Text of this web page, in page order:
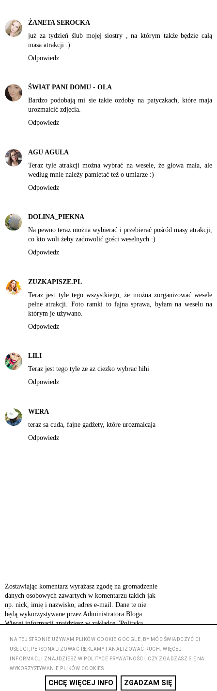
ŻANETA SEROCKA
już za tydzień ślub mojej siostry , na którym także będzie całą
masa atrakcji :)
Odpowiedz
ŚWIAT PANI DOMU - OLA
Bardzo podobają mi sie takie ozdoby na patyczkach, które maja
urozmaicić zdjęcia.
Odpowiedz
AGU AGULA
Teraz tyle atrakcji można wybrać na wesele, że głowa mała, ale
według mnie należy pamiętać też o umiarze :)
Odpowiedz
DOLINA_PIEKNA
Na pewno teraz można wybierać i przebierać pośród masy atrakcji,
co kto woli żeby zadowolić gości weselnych :)
Odpowiedz
ZUZKAPISZE.PL
Teraz jest tyle tego wszystkiego, że można zorganizować wesele
pełne atrakcji. Foto ramki to fajna sprawa, byłam na weselu na
którym je używano.
Odpowiedz
LILI
Teraz jest tego tyle ze az ciezko wybrac hihi
Odpowiedz
WERA
teraz sa cuda, fajne gadżety, które urozmaicaja
Odpowiedz
Zostawiając komentarz wyrażasz zgodę na gromadzenie
danych osobowych zawartych w komentarzu takich jak
np. nick, imię i nazwisko, adres e-mail. Dane te nie
będą wykorzystywane przez Administratora Bloga.
Więcej informacji znajdziesz w zakładce "Polityka
‹ ›
Strona główna
Wyświetl wersję na komputer
NA TEJ STRONIE UŻYWAM PLIKÓW COOKIE GOOGLE, BY MÓC ŚWIADCZYĆ CI
USŁUGI, PERSONALIZOWAĆ REKLAMY I ANALIZOWAĆ RUCH. WIĘCEJ
INFORMACJI ZNAJDZIESZ W POLITYCE PRYWATNOŚCI. CZY ZGADZASZ SIĘ NA
WYKORZYSTYWANIE PLIKÓW COOKIES
CHCĘ WIĘCEJ INFO ZGADZAM SIĘ